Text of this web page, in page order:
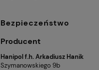
Bezpieczeństwo
Producent
Hanipol f.h. Arkadiusz Hanik
Szymanowskiego 9b